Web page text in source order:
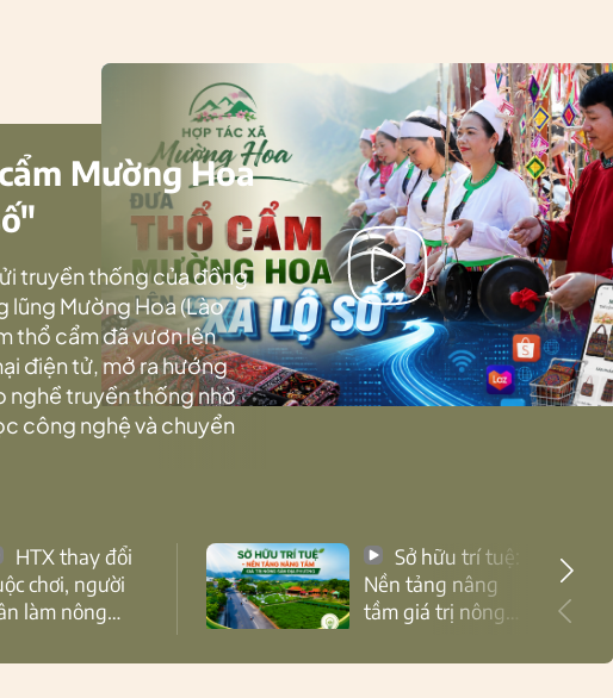
Mường Hoa
truyền thống của đồng
lũng Mường Hoa (Lào
thổ cẩm đã vươn lên
điện tử, mở ra hướng
nghề truyền thống nhờ
công nghệ và chuyển
chơi, người
làm nông
Nền tảng nâng
tầm giá trị nông